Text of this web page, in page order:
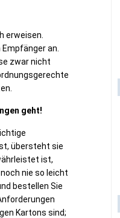
erweisen.
an.
zwar nicht
geht!
übersteht sie
ist,
nie so leicht
bestellen Sie
Kartons sind;